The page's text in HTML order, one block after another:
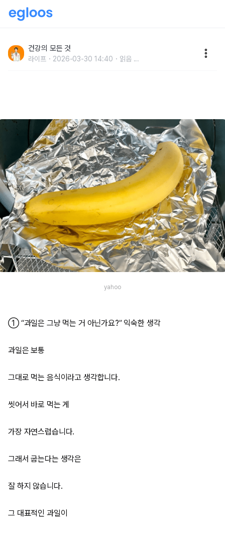
는 의외의 과일 1위
건강의 모든 것
라이프 2026-03-30 14:40 읽음 ...
yahoo
① “과일은 그냥 먹는 거 아닌가요?” 익숙한 생각
과일은 보통
그대로 먹는 음식이라고 생각합니다.
씻어서 바로 먹는 게
가장 자연스럽습니다.
그래서 굽는다는 생각은
잘 하지 않습니다.
그 대표적인 과일이